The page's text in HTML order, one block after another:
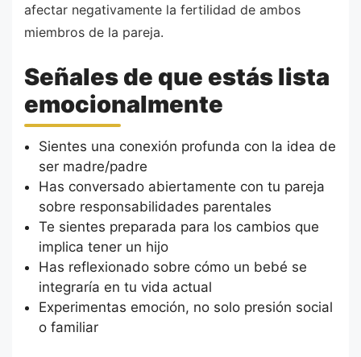
afectar negativamente la fertilidad de ambos
miembros de la pareja.
Señales de que estás lista
emocionalmente
Sientes una conexión profunda con la idea de
ser madre/padre
Has conversado abiertamente con tu pareja
sobre responsabilidades parentales
Te sientes preparada para los cambios que
implica tener un hijo
Has reflexionado sobre cómo un bebé se
integraría en tu vida actual
Experimentas emoción, no solo presión social
o familiar